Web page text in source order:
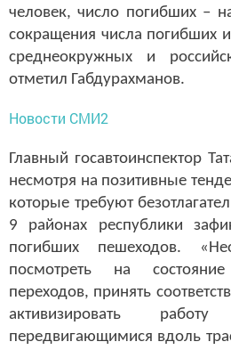
человек, число погибших –
сокращения числа погибших
среднеокружных и
отметил Габдурахманов.
Новости СМИ2
Главный госавтоинспектор
несмотря на позитивные
которые требуют
9 районах республики
погибших пешеходов.
посмотреть на
переходов, принять
активизировать
передвигающимися вдоль